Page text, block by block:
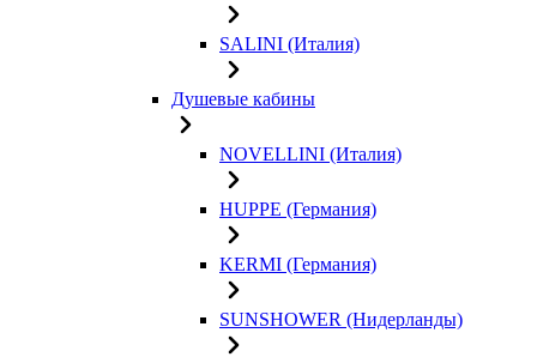
SALINI (Италия)
Душевые кабины
NOVELLINI (Италия)
HUPPE (Германия)
KERMI (Германия)
SUNSHOWER (Нидерланды)